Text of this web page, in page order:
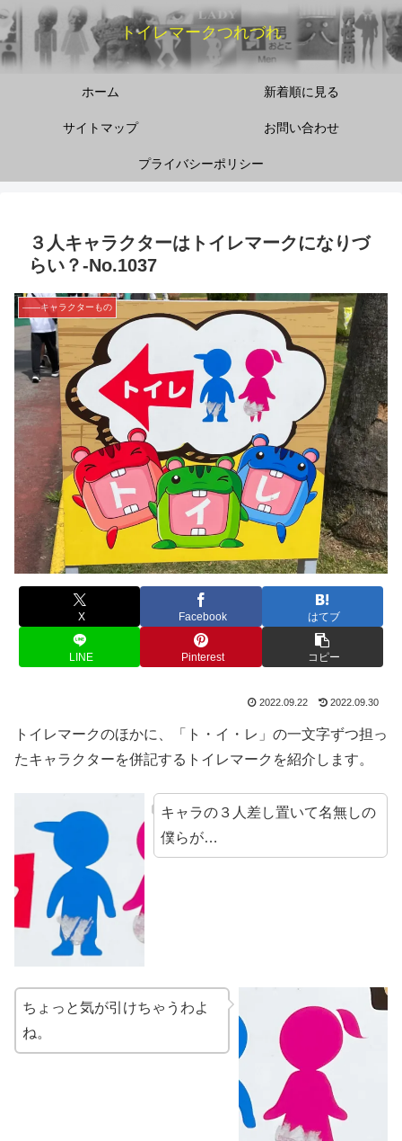
トイレマークつれづれ
ホーム 新着順に見る
サイトマップ お問い合わせ
プライバシーポリシー
３人キャラクターはトイレマークになりづ
らい？‐No.1037
――キャラクターもの
X Facebook はてブ
LINE Pinterest コピー
2022.09.22 2022.09.30
トイレマークのほかに、「ト・イ・レ」の一文字ずつ担っ
たキャラクターを併記するトイレマークを紹介します。
キャラの３人差し置いて名無しの
僕らが…
ちょっと気が引けちゃうわよ
ね。